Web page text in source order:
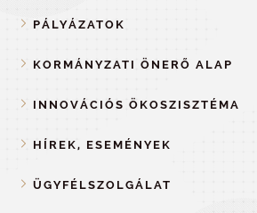
PÁLYÁZATOK
KORMÁNYZATI ÖNERŐ ALAP
INNOVÁCIÓS ÖKOSZISZTÉMA
HÍREK, ESEMÉNYEK
ÜGYFÉLSZOLGÁLAT